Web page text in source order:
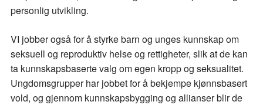
personlig utvikling.
VI jobber også for å styrke barn og unges kunnskap om
seksuell og reproduktiv helse og rettigheter, slik at de kan
ta kunnskapsbaserte valg om egen kropp og seksualitet.
Ungdomsgrupper har jobbet for å bekjempe kjønnsbasert
vold, og gjennom kunnskapsbygging og allianser blir de